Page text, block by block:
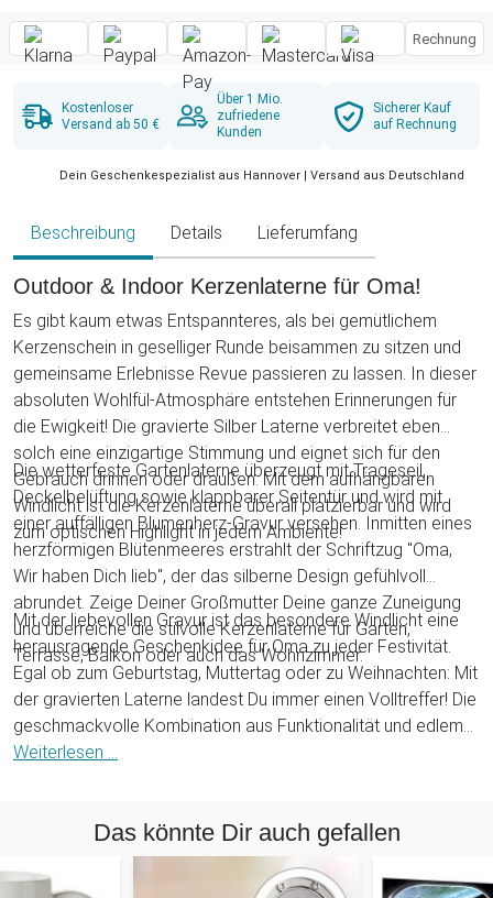
Rechnung
Kostenloser
Versand ab 50 €
Über 1 Mio.
zufriedene
Kunden
Sicherer Kauf
auf Rechnung
Dein Geschenkespezialist aus Hannover | Versand aus Deutschland
Beschreibung Details Lieferumfang
Outdoor & Indoor Kerzenlaterne für Oma!
Es gibt kaum etwas Entspannteres, als bei gemütlichem
Kerzenschein in geselliger Runde beisammen zu sitzen und
gemeinsame Erlebnisse Revue passieren zu lassen. In dieser
absoluten Wohlfül-Atmosphäre entstehen Erinnerungen für
die Ewigkeit! Die gravierte Silber Laterne verbreitet eben
solch eine einzigartige Stimmung und eignet sich für den
Gebrauch drinnen oder draußen. Mit dem aufhängbaren
Windlicht ist die Kerzenlaterne überall platzierbar und wird
zum optischen Highlight in jedem Ambiente!
Die wetterfeste Gartenlaterne überzeugt mit Trageseil,
Deckelbelüftung sowie klappbarer Seitentür und wird mit
einer auffälligen Blumenherz-Gravur versehen. Inmitten eines
herzförmigen Blütenmeeres erstrahlt der Schriftzug "Oma,
Wir haben Dich lieb", der das silberne Design gefühlvoll
abrundet. Zeige Deiner Großmutter Deine ganze Zuneigung
und überreiche die stilvolle Kerzenlaterne für Garten,
Terrasse, Balkon oder auch das Wohnzimmer.
Mit der liebevollen Gravur ist das besondere Windlicht eine
herausragende Geschenkidee für Oma zu jeder Festivität.
Egal ob zum Geburtstag, Muttertag oder zu Weihnachten: Mit
der gravierten Laterne landest Du immer einen Volltreffer! Die
geschmackvolle Kombination aus Funktionalität und edlem
Silberdesign passt in jeden Einrichtungsstil und wird zu
Weiterlesen ...
Das könnte Dir auch gefallen